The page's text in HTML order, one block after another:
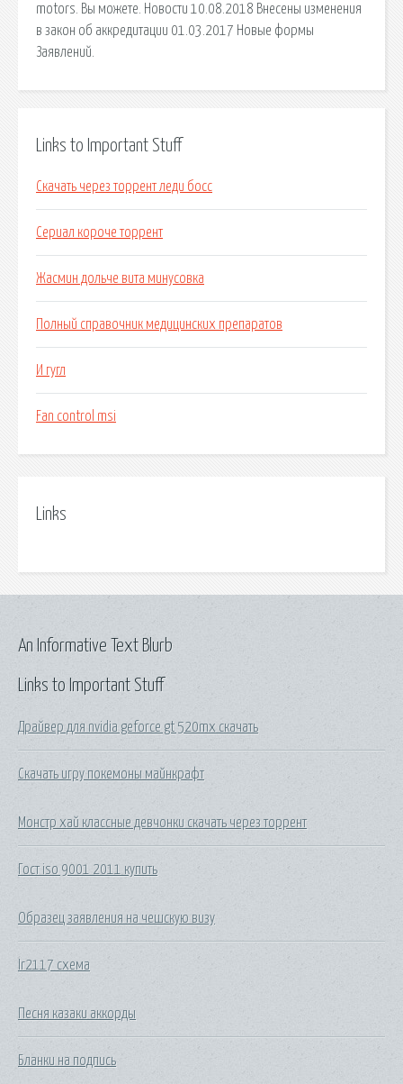
motors. Вы можете. Новости 10.08.2018 Внесены изменения
в закон об аккредитации 01.03.2017 Новые формы
Заявлений.
Links to Important Stuff
Скачать через торрент леди босс
Сериал короче торрент
Жасмин дольче вита минусовка
Полный справочник медицинских препаратов
И гугл
Fan control msi
Links
Links to Important Stuff
Драйвер для nvidia geforce gt 520mx скачать
Скачать игру покемоны майнкрафт
Монстр хай классные девчонки скачать через торрент
Гост iso 9001 2011 купить
Образец заявления на чешскую визу
Ir2117 схема
Песня казаки аккорды
Бланки на подпись
An Informative Text Blurb